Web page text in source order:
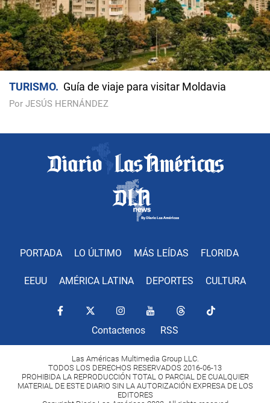
TURISMO Guía de viaje para visitar Moldavia
Por JESÚS HERNÁNDEZ
PORTADA LO ÚLTIMO MÁS LEÍDAS FLORIDA
EEUU AMÉRICA LATINA DEPORTES CULTURA
Contactenos RSS
Las Américas Multimedia Group LLC.
TODOS LOS DERECHOS RESERVADOS 2016-06-13
PROHIBIDA LA REPRODUCCIÓN TOTAL O PARCIAL DE CUALQUIER
MATERIAL DE ESTE DIARIO SIN LA AUTORIZACIÓN EXPRESA DE LOS
EDITORES